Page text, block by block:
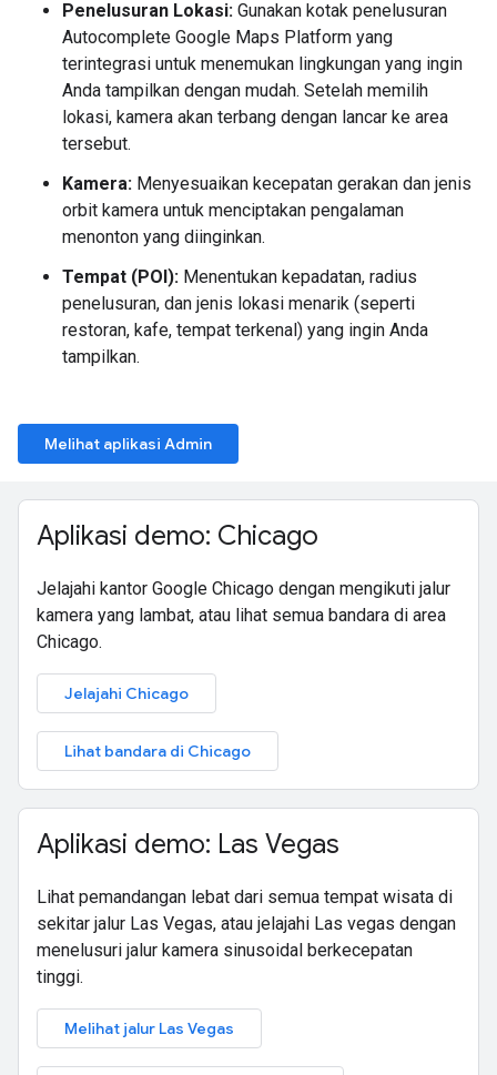
Penelusuran Lokasi: Gunakan kotak penelusuran
Autocomplete Google Maps Platform yang
terintegrasi untuk menemukan lingkungan yang ingin
Anda tampilkan dengan mudah. Setelah memilih
lokasi, kamera akan terbang dengan lancar ke area
tersebut.
Kamera: Menyesuaikan kecepatan gerakan dan jenis
orbit kamera untuk menciptakan pengalaman
menonton yang diinginkan.
Tempat (POI): Menentukan kepadatan, radius
penelusuran, dan jenis lokasi menarik (seperti
restoran, kafe, tempat terkenal) yang ingin Anda
tampilkan.
Melihat aplikasi Admin
Aplikasi demo: Chicago
Jelajahi kantor Google Chicago dengan mengikuti jalur
kamera yang lambat, atau lihat semua bandara di area
Chicago.
Jelajahi Chicago
Lihat bandara di Chicago
Aplikasi demo: Las Vegas
Lihat pemandangan lebat dari semua tempat wisata di
sekitar jalur Las Vegas, atau jelajahi Las vegas dengan
menelusuri jalur kamera sinusoidal berkecepatan
tinggi.
Melihat jalur Las Vegas